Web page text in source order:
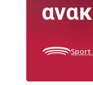
Sport